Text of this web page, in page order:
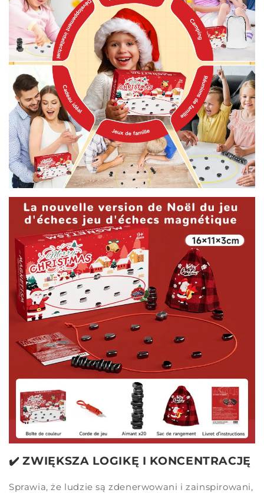
✔️ ZWIĘKSZA LOGIKĘ I KONCENTRACJĘ
Sprawia, że ludzie są zdenerwowani i zainspirowani,